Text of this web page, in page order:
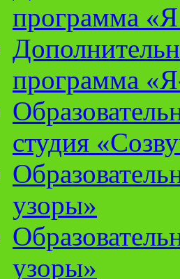
программа «Я
программа
студия
узоры»
узоры»